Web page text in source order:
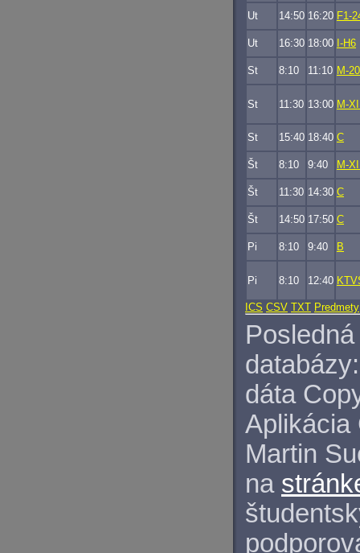
Ut 14:50 16:20 F1-
Ut 16:30 18:00 I-H6
St 8:10 11:10 M-
St 11:30 13:00 M-
St 15:40 18:40 C
Št 8:10 9:40 M-
Št 11:30 14:30 C
Št 14:50 17:50 C
Pi 8:10 9:40 B
Pi 8:10 12:40
ICS CSV TXT Predmety
databázy:
dáta
Aplikácia
Martin
na